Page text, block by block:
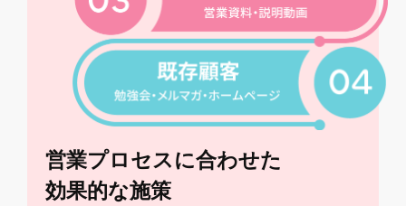
営業プロセスに合わせた
効果的な施策